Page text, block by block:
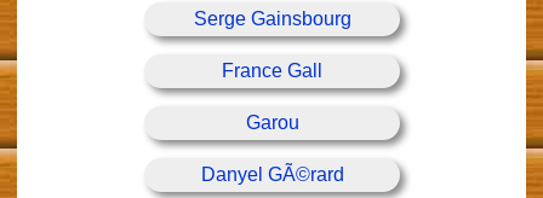
Serge Gainsbourg
France Gall
Garou
Danyel GÃ©rard